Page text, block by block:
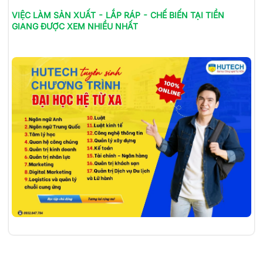
VIỆC LÀM SẢN XUẤT - LẮP RÁP - CHẾ BIẾN TẠI TIỀN
GIANGĐƯỢC XEM NHIỀU NHẤT